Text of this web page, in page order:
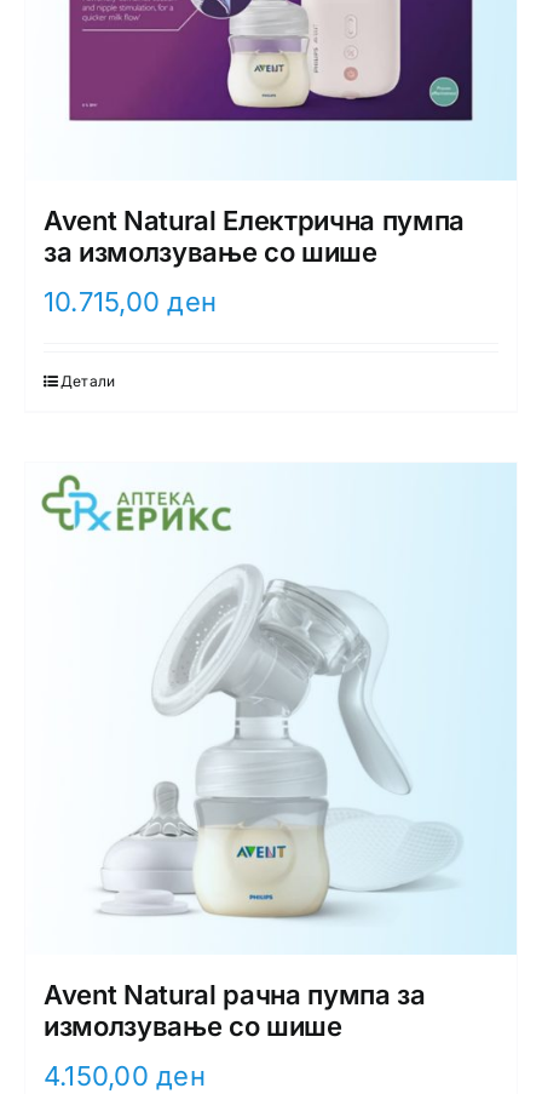
Avent Natural Електрична пумпа
за измолзување со шише
10.715,00ден
Детали
Avent Natural рачна пумпа за
измолзување со шише
4.150,00ден